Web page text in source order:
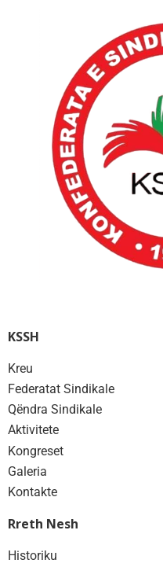
KSSH
Kreu
Federatat Sindikale
Qëndra Sindikale
Aktivitete
Kongreset
Galeria
Kontakte
Rreth Nesh
Historiku